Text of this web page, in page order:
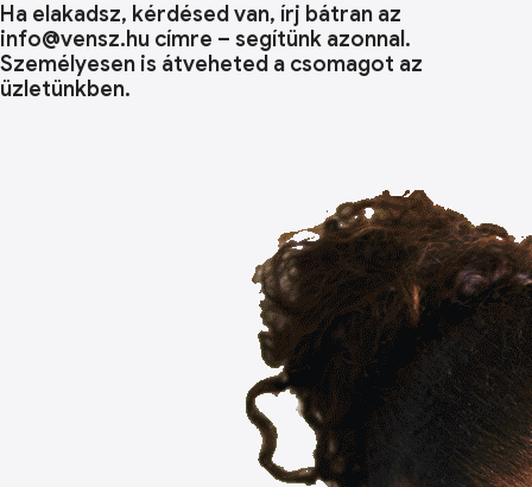
Ha elakadsz, kérdésed van, írj bátran az
info@vensz.hu címre – segítünk azonnal.
Személyesen is átveheted a csomagot az
üzletünkben.